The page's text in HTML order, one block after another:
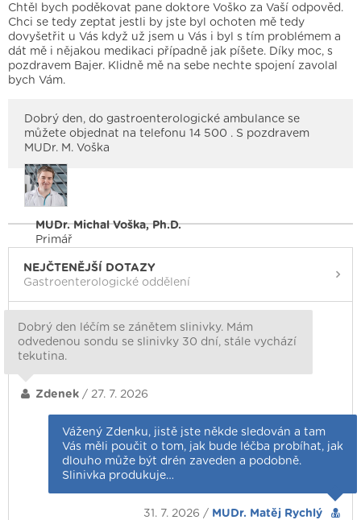
Chtěl bych poděkovat pane doktore Voško za Vaší odpověd.
Chci se tedy zeptat jestli by jste byl ochoten mě tedy
dovyšetřit u Vás když už jsem u Vás i byl s tím problémem a
dát mě i nějakou medikaci případně jak píšete. Díky moc, s
pozdravem Bajer. Klidně mě na sebe nechte spojení zavolal
bych Vám.
Dobrý den, do gastroenterologické ambulance se
můžete objednat na telefonu 14 500 . S pozdravem
MUDr. M. Voška
MUDr. Michal Voška, Ph.D.
Primář
NEJČTENĚJŠÍ DOTAZY
Gastroenterologické oddělení
Dobrý den léčím se zánětem slinivky. Mám
odvedenou sondu se slinivky 30 dní, stále vychází
tekutina.
Zdenek / 27. 7. 2026
Vážený Zdenku, jistě jste někde sledován a tam
Vás měli poučit o tom, jak bude léčba probíhat, jak
dlouho může být drén zaveden a podobně.
Slinivka produkuje…
31. 7. 2026 / MUDr. Matěj Rychlý